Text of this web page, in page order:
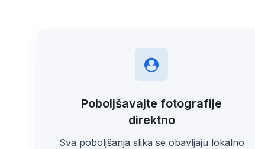
Poboljšavajte fotografije
direktno
Sva poboljšanja slika se obavljaju lokalno